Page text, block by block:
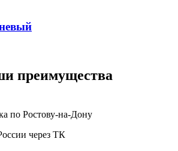
преимущества
по Ростову-на-Дону
через ТК